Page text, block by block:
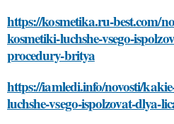
https://kosmetika.ru-best.com/
kosmetiki-luchshe-vsego-
procedury-britya
https://iamledi.info/novosti/
luchshe-vsego-ispolzovat-dlya-